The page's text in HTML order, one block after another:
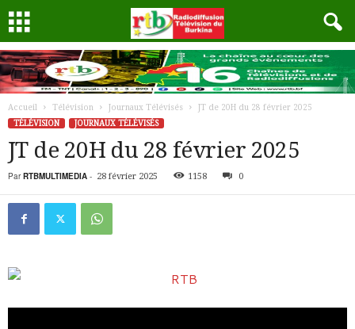
Accueil Télévision Journaux Télévisés
JT de 20H du 28 février 2025
TÉLÉVISION
JOURNAUX TÉLÉVISÉS
JT de 20H du 28 février 2025
Par RTBMULTIMEDIA - 28 février 2025 1158 0